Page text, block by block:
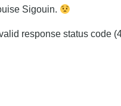
Sigouin.
response status code